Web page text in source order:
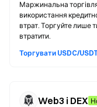
Маржинальна
використання
втрат. Торгуйте лише
втратити.
Торгувати USDC/
Web3 і DEX